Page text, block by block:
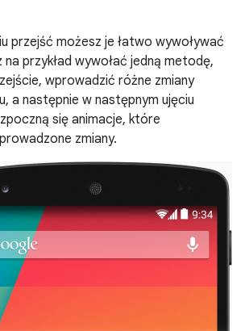
przejść możesz je łatwo wywoływać
na przykład wywołać jedną metodę,
wprowadzić różne zmiany
a następnie w następnym ujęciu
się animacje, które
zmiany.